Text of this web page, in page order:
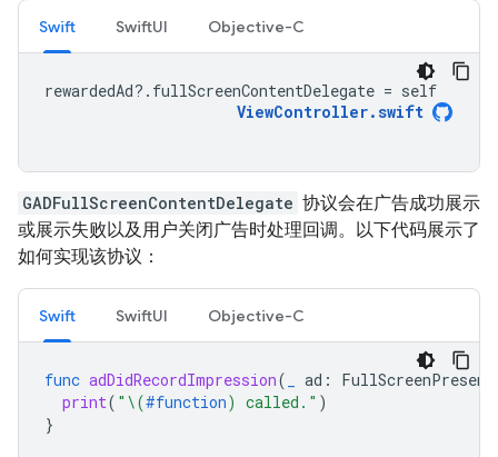
Swift SwiftUI Objective-C
rewardedAd?. fullScreenContentDelegate = self
ViewController.swift
GADFullScreenContentDelegate 协议会在广告成功展示
或展示失败以及用户关闭广告时处理回调。以下代码展示了
如何实现该协议：
Swift SwiftUI Objective-C
func adDidRecordImpression( ad :
print( " \(#function) called." )
}